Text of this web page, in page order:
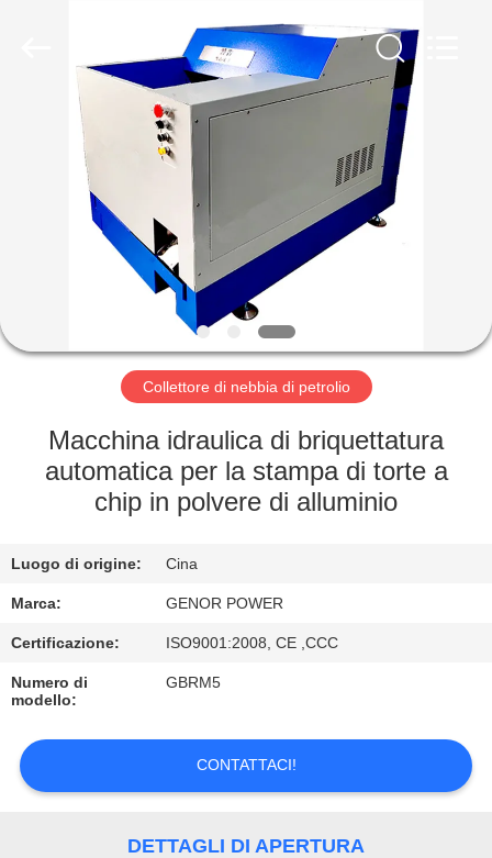
CASA
PRODOTTI
GIRO
FABBRICA
CONTROLLO
QUALITÀ
CONTATTICI
RICHIEDA
UNA
CITAZIONE
Collettore di nebbia di petrolio
Macchina idraulica di briquettatura
automatica per la stampa di torte a
chip in polvere di alluminio
Luogo di origine: Cina
Marca: GENOR POWER
Certificazione: ISO9001:2008, CE ,CCC
Numero di
modello:
GBRM5
CONTATTACI!
DETTAGLI DI APERTURA